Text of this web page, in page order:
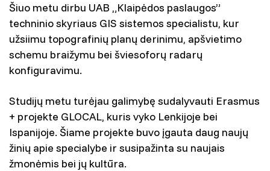
Šiuo metu dirbu UAB „Klaipėdos paslaugos”
techninio skyriaus GIS sistemos specialistu, kur
užsiimu topografinių planų derinimu, apšvietimo
schemu braižymu bei šviesoforų radarų
konfiguravimu.
Studijų metu turėjau galimybę sudalyvauti Erasmus
+ projekte GLOCAL, kuris vyko Lenkijoje bei
Ispanijoje. Šiame projekte buvo įgauta daug naujų
žinių apie specialybe ir susipažinta su naujais
žmonėmis bei jų kultūra.